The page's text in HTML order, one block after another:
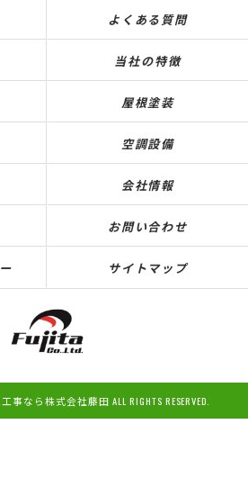
よくある質問
当社の特徴
屋根塗装
空調設備
会社情報
お問い合わせ
サイトマップ
なら株式会社藤田 ALL RIGHTS RESERVED.